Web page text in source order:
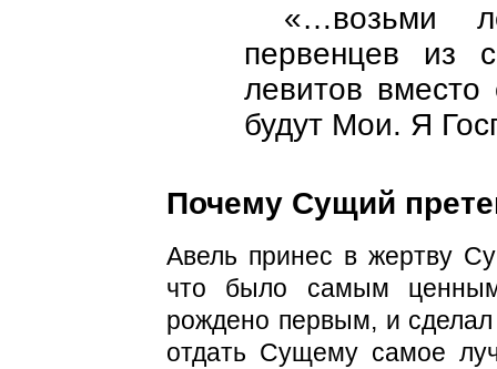
«…возьми
первенцев из
левитов вместо
будут Мои. Я
Почему Сущий
Авель принес в жертву
что было самым
рождено первым, и
отдать Сущему самое